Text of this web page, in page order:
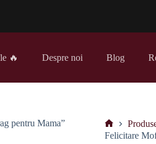
🔥 Despre noi Blog
Prima
Felicitare